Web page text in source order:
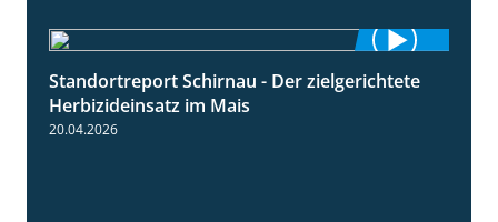
9:27
Standortreport Schirnau - Der zielgerichtete
Herbizideinsatz im Mais
20.04.2026